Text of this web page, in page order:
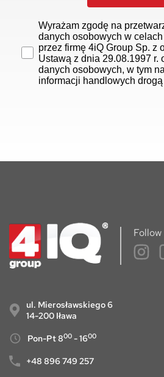
Wyrażam zgodę na
danych osobowych w
przez firmę 4iQ Group Sp. z
Ustawą z dnia 29.08.1997 r.
danych osobowych, w tym
informacji handlowych
Follow
ul. Mierosławskiego 6
14-200 Iława
Pon-Pt 800 - 1600
+48 896 749 257